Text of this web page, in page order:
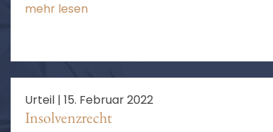
Entscheidungen, unerlaubten Handlung
mehr lesen
Urteil | 15. Februar 2022
Insolvenzrecht